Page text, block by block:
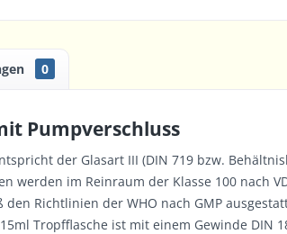
0
Pumpverschluss
der Glasart III (DIN 719 bzw.
werden im Reinraum der Klasse 100 nach
Richtlinien der WHO nach GMP
Tropfflasche ist mit einem Gewinde DIN